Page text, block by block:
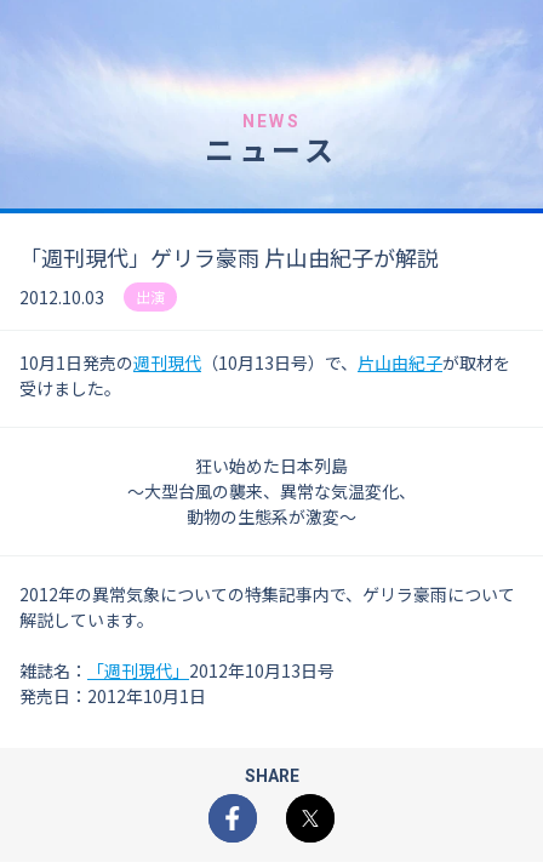
NEWS
ニュース
「週刊現代」ゲリラ豪雨 片山由紀子が解説
2012.10.03 出演
10月1日発売の週刊現代 （10月13日号）で、 片山由紀子が取材を
受けました。
狂い始めた日本列島
～大型台風の襲来、異常な気温変化、
動物の生態系が激変～
2012年の異常気象についての特集記事内で、ゲリラ豪雨について
解説しています。
雑誌名： 「週刊現代」 2012年10月13日号
発売日：2012年10月1日
SHARE
Facebook
X